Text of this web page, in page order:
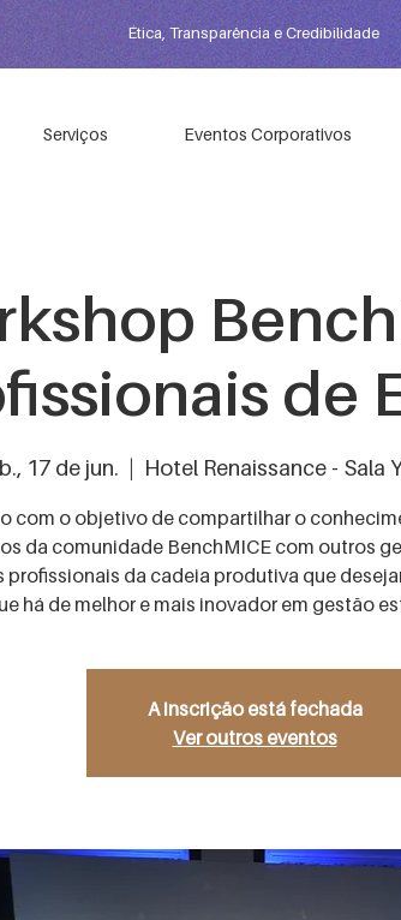
Ética, Transparência e Credibilidade
Serviços Eventos Corporativos
de
17 de jun.
  |
Hotel Renaissance - Sala
com o objetivo de compartilhar o
da comunidade BenchMICE com outros
profissionais da cadeia produtiva que
há de melhor e mais inovador em gestão
A inscrição está fechada
Ver outros eventos